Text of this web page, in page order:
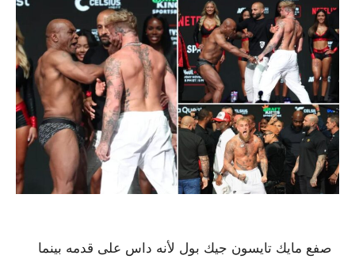
صفع مايك تايسون جيك بول لأنه داس على قدمه بينما